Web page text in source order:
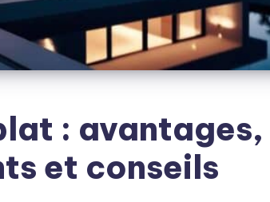
: avantages,
et conseils